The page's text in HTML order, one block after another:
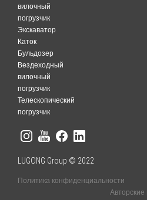
вилочный
погрузчик
Экскаватор
Каток
Бульдозер
Вездеходный
вилочный
погрузчик
Телескопический
погрузчик
LUGONG Group © 2022
Политика конфиденциальности